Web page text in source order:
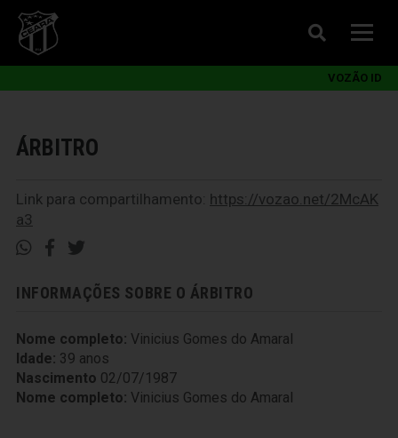
VOZÃO ID
ÁRBITRO
Link para compartilhamento: https://vozao.net/2McAK
a3
INFORMAÇÕES SOBRE O ÁRBITRO
Nome completo: Vinicius Gomes do Amaral
Idade: 39 anos
Nascimento 02/07/1987
Nome completo: Vinicius Gomes do Amaral